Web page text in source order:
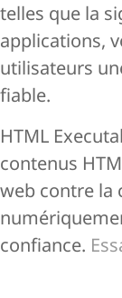
telles que la
applications,
utilisateurs
fiable.
HTML
contenus
web contre la
confiance.